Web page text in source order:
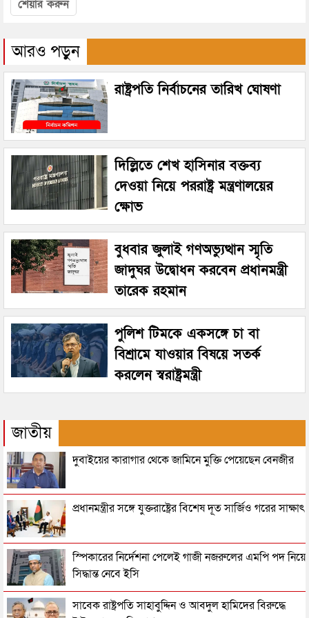
শেয়ার করুন
আরও পড়ুন
রাষ্ট্রপতি নির্বাচনের তারিখ ঘোষণা
দিল্লিতে শেখ হাসিনার বক্তব্য
দেওয়া নিয়ে পররাষ্ট্র মন্ত্রণালয়ের
ক্ষোভ
বুধবার জুলাই গণঅভ্যুত্থান স্মৃতি
জাদুঘর উদ্বোধন করবেন প্রধানমন্ত্রী
তারেক রহমান
পুলিশ টিমকে একসঙ্গে চা বা
বিশ্রামে যাওয়ার বিষয়ে সতর্ক
করলেন স্বরাষ্ট্রমন্ত্রী
জাতীয়
দুবাইয়ের কারাগার থেকে জামিনে মুক্তি পেয়েছেন বেনজীর
প্রধানমন্ত্রীর সঙ্গে যুক্তরাষ্ট্রের বিশেষ দূত সার্জিও গরের সাক্ষাৎ
স্পিকারের নির্দেশনা পেলেই গাজী নজরুলের এমপি পদ নিয়ে
সিদ্ধান্ত নেবে ইসি
সাবেক রাষ্ট্রপতি সাহাবুদ্দিন ও আবদুল হামিদের বিরুদ্ধে